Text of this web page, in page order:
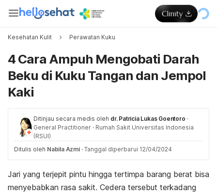
Kesehatan Kulit Perawatan Kuku
4 Cara Ampuh Mengobati Darah
Beku di Kuku Tangan dan Jempol
Kaki
Ditinjau secara medis oleh dr. Patricia Lukas Goentoro ·
General Practitioner · Rumah Sakit Universitas Indonesia
(RSUI)
Ditulis oleh Nabila Azmi · Tanggal diperbarui 12/04/2024
Jari yang terjepit pintu hingga tertimpa barang berat bisa
menyebabkan rasa sakit. Cedera tersebut terkadang